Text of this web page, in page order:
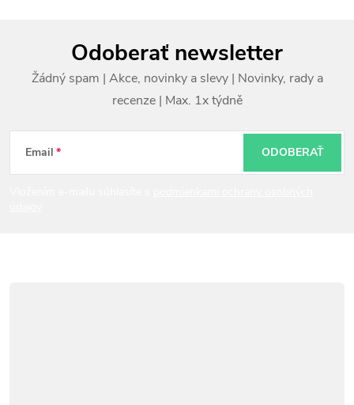
ä
Odoberať newsletter
Email ODOBERAŤ